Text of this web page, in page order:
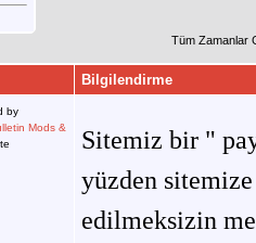
Tüm Zamanlar
Bilgilendirme
by
Mods &
Sitemiz bir "
yüzden
edilmeksizin